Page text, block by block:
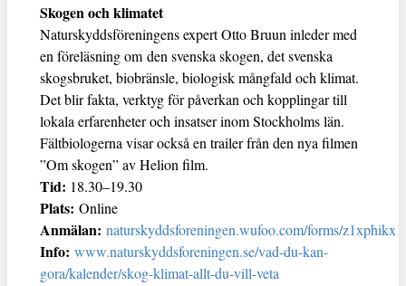
Skogen och klimatet
Naturskyddsföreningens expert Otto Bruun inleder med
en föreläsning om den svenska skogen, det svenska
skogsbruket, biobränsle, biologisk mångfald och klimat.
Det blir fakta, verktyg för påverkan och kopplingar till
lokala erfarenheter och insatser inom Stockholms län.
Fältbiologerna visar också en trailer från den nya filmen
”Om skogen” av Helion film.
Tid: 18.30–19.30
Plats: Online
Anmälan: naturskyddsforeningen.wufoo.com/forms/
Info: www.naturskyddsforeningen.se/vad-du-kan-
gora/kalender/skog-klimat-allt-du-vill-veta